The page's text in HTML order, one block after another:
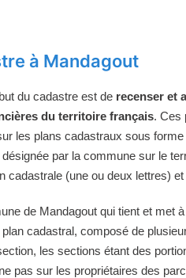
à Mandagout
du cadastre est de recenser et
du territoire français. Ces
les plans cadastraux sous
par la commune sur le
cadastrale (une ou deux lettres)
de Mandagout qui tient et met
cadastral, composé de
les sections étant des
pas sur les propriétaires des